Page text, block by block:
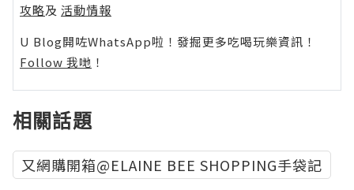
攻略及 活動情報
U Blog開咗WhatsApp啦！發掘更多吃喝玩樂資訊！
Follow 我哋 ！
相關話題
又網購開箱@ELAINE BEE SHOPPING手袋記